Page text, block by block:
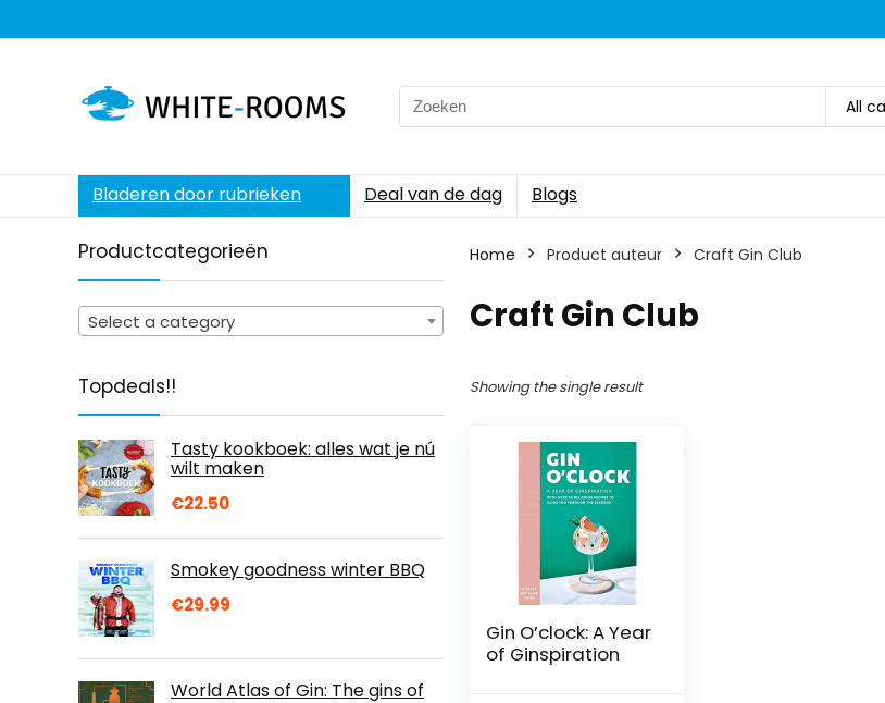
Search
for:
All
Bladeren door rubrieken Deal van de dag Blogs
Productcategorieën
Select a category
Topdeals!!
Tasty kookboek: alles wat je nú
wilt maken
€22.50
Smokey goodness winter BBQ
€29.99
World Atlas of Gin: The gins of
Home Product auteur Craft Gin Club
Craft Gin Club
Showing the single result
Gin O’clock: A Year
of Ginspiration